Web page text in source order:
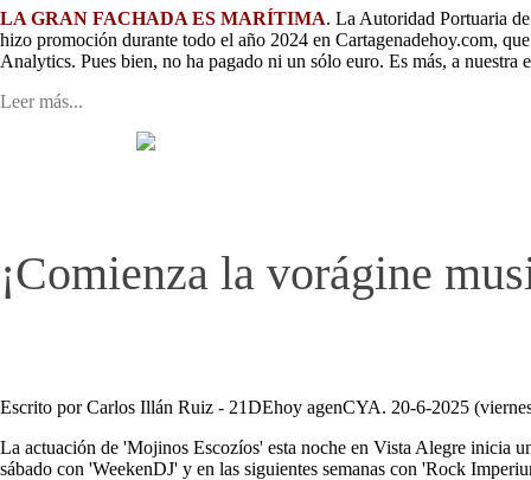
LA GRAN FACHADA ES MARÍTIMA. La Autoridad Portuaria
hizo promoción durante todo el año 2024 en Cartagenadehoy.com,
Analytics. Pues bien, no ha pagado ni un sólo euro. Es más, a nuestra
Leer más...
¡Comienza la vorágine
Escrito por Carlos Illán Ruiz - 21DEhoy agenCYA. 20-6-2025
La actuación de 'Mojinos Escozíos' esta noche en Vista Alegre inicia
sábado con 'WeekenDJ' y en las siguientes semanas con 'Rock